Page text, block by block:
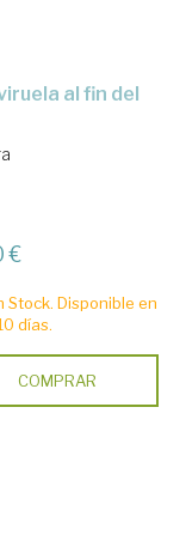
€
Stock. Disponible en
días.
COMPRAR